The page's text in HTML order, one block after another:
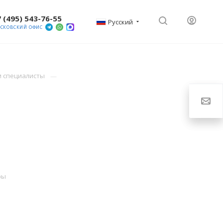
(495) 543-76-55
ОФИС
Русский
специалисты